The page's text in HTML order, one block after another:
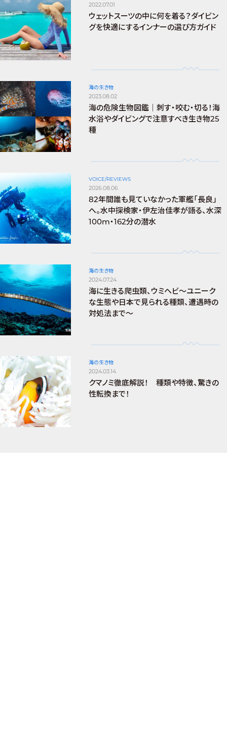
2022.07.01
ウェットスーツの中に何を着る？ダイビン
グを快適にするインナーの選び方ガイド
海の生き物
2023.08.02
海の危険生物図鑑｜刺す・咬む・切る！海
水浴やダイビングで注意すべき生き物25
種
VOICE/REVIEWS
2026.08.06
82年間誰も見ていなかった軍艦「長良」
へ。水中探検家・伊左治佳孝が語る、水深
100m・162分の潜水
海の生き物
2024.07.24
海に生きる爬虫類、ウミヘビ～ユニーク
な生態や日本で見られる種類、遭遇時の
対処法まで～
海の生き物
2024.03.14
クマノミ徹底解説！ 種類や特徴、驚きの
性転換まで！